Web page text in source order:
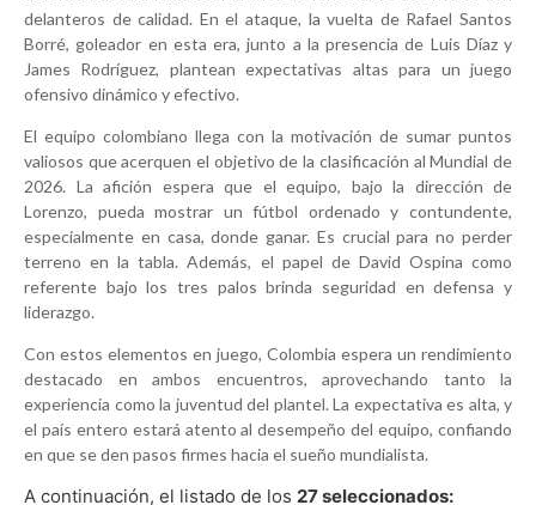
delanteros de calidad. En el ataque, la vuelta de Rafael Santos
Borré, goleador en esta era, junto a la presencia de Luis Díaz y
James Rodríguez, plantean expectativas altas para un juego
ofensivo dinámico y efectivo.
El equipo colombiano llega con la motivación de sumar puntos
valiosos que acerquen el objetivo de la clasificación al Mundial de
2026. La afición espera que el equipo, bajo la dirección de
Lorenzo, pueda mostrar un fútbol ordenado y contundente,
especialmente en casa, donde ganar. Es crucial para no perder
terreno en la tabla. Además, el papel de David Ospina como
referente bajo los tres palos brinda seguridad en defensa y
liderazgo.
Con estos elementos en juego, Colombia espera un rendimiento
destacado en ambos encuentros, aprovechando tanto la
experiencia como la juventud del plantel. La expectativa es alta, y
el país entero estará atento al desempeño del equipo, confiando
en que se den pasos firmes hacia el sueño mundialista.
A continuación, el listado de los 27 seleccionados: